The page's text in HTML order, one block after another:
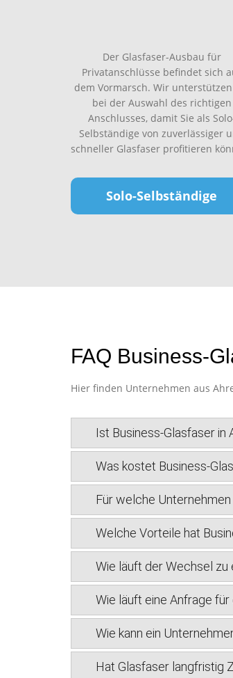
Der Glasfaser-Ausbau für
Privatanschlüsse befindet sich
dem Vormarsch. Wir unterstützen
bei der Auswahl des richtigen
Anschlusses, damit Sie als
Selbständige von zuverlässiger
schneller Glasfaser profitieren
Solo-Selbständige
FAQ Business-
Hier finden Unternehmen aus
Ist Business-Glasfaser
Was kostet Business-
Für welche
Welche Vorteile hat
Wie läuft der Wechsel zu
Wie läuft eine Anfrage
Wie kann ein
Hat Glasfaser langfristig